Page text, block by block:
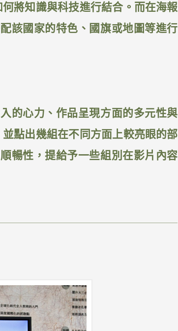
將知識與科技進行結合。而在海報
該國家的特色、國旗或地圖等進行
的心力、作品呈現方面的多元性與
點出幾組在不同方面上較亮眼的部
暢性，提給予一些組別在影片內容